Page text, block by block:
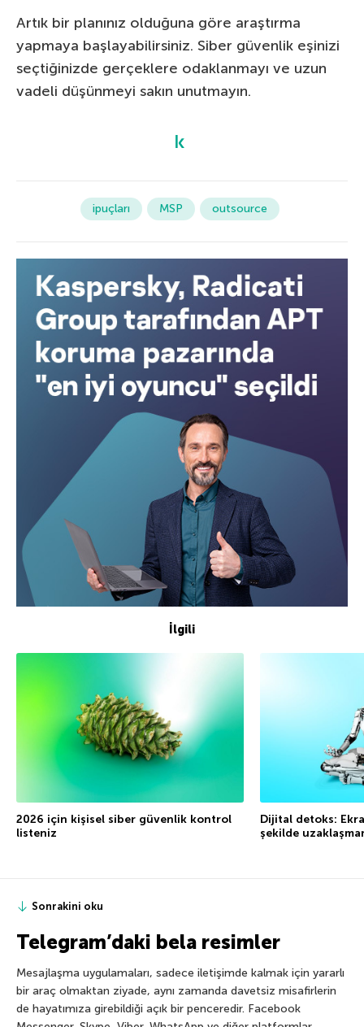
Artık bir planınız olduğuna göre araştırma
yapmaya başlayabilirsiniz. Siber güvenlik eşinizi
seçtiğinizde gerçeklere odaklanmayı ve uzun
vadeli düşünmeyi sakın unutmayın.
ipuçları MSP outsource
İlgili
2026 için kişisel siber güvenlik kontrol
listeniz
Dijital detoks:
şekilde
Sonrakini oku
Telegram’daki bela resimler
Mesajlaşma uygulamaları, sadece iletişimde kalmak için yararlı
bir araç olmaktan ziyade, aynı zamanda davetsiz misafirlerin
de hayatımıza girebildiği açık bir penceredir. Facebook